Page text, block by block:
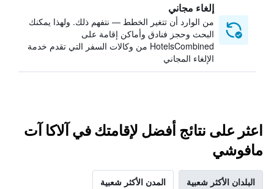
إلغاء مجاني
من الوارد أن تتغير الخطط — نتفهم ذلك. ولهذا يمكنك
البحث وحجز فنادق وأماكن إقامة على
HotelsCombined من وكالات السفر التي تقدم خدمة
الإلغاء المجاني
اعثر على نتائج أفضل لإقامتك في آلاكا آت
مافوشي
البلدان الأكثر شعبية المدن الأكثر شعبية